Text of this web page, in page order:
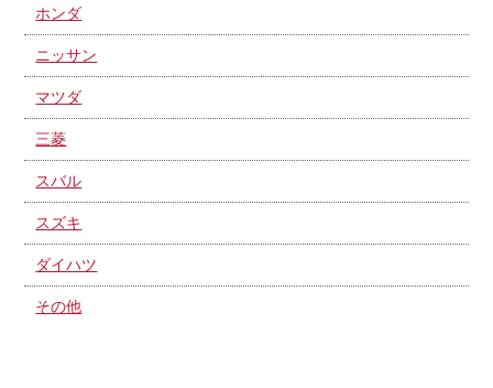
ホンダ
ニッサン
マツダ
三菱
スバル
スズキ
ダイハツ
その他